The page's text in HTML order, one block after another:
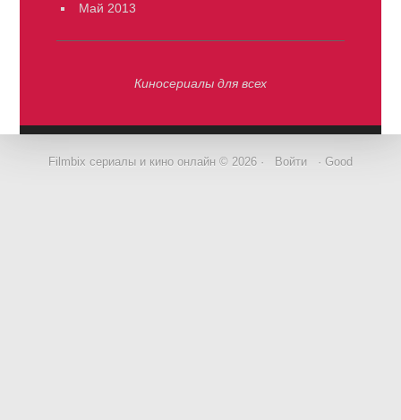
Май 2013
Киносериалы для всех
Filmbix сериалы и кино онлайн © 2026 · Войти · Good